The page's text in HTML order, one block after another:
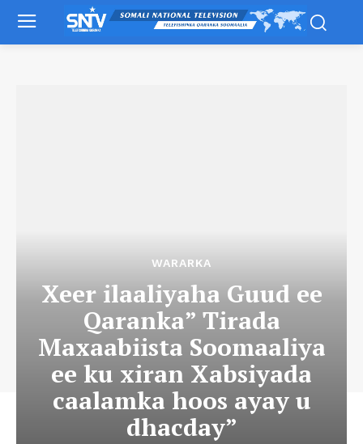
WARARKA
Xeer ilaaliyaha Guud ee
Qaranka” Tirada
Maxaabiista Soomaaliya
ee ku xiran Xabsiyada
caalamka hoos ayay u
dhacday”